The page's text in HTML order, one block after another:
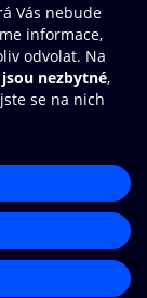
e-knihy a
pohodlněji.